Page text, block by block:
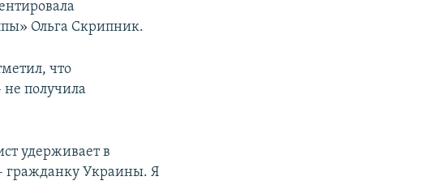
Ольга Скрипник.
что
не получила
удерживает в
гражданку Украины. Я